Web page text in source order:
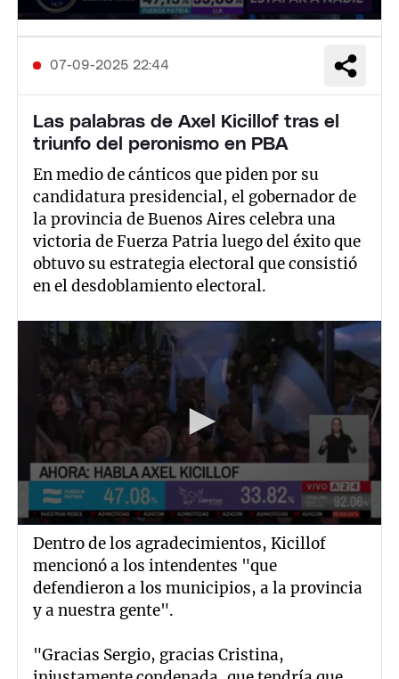
07-09-2025 22:44
Las palabras de Axel Kicillof tras el
triunfo del peronismo en PBA
En medio de cánticos que piden por su
candidatura presidencial, el gobernador de
la provincia de Buenos Aires celebra una
victoria de Fuerza Patria luego del éxito que
obtuvo su estrategia electoral que consistió
en el desdoblamiento electoral.
Dentro de los agradecimientos, Kicillof
mencionó a los intendentes "que
defendieron a los municipios, a la provincia
y a nuestra gente".
"Gracias Sergio, gracias Cristina,